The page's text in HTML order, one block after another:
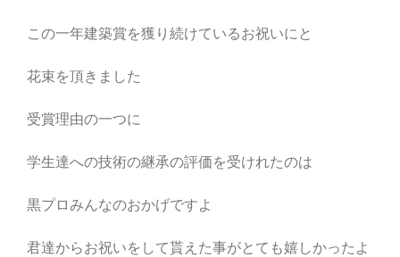
この一年建築賞を獲り続けているお祝いにと
花束を頂きました
受賞理由の一つに
学生達への技術の継承の評価を受けれたのは
黒プロみんなのおかげですよ
君達からお祝いをして貰えた事がとても嬉しかったよ